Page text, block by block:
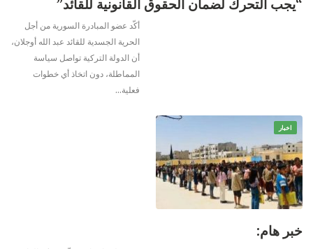
“يجب التحرك لضمان الحقوق القانونية للقائد”
أكّد عضو المبادرة السورية من أجل
الحرية الجسدية للقائد عبد الله أوجلان،
أن الدولة التركية تواصل سياسة
المماطلة، دون اتخاذ أي خطوات
فعلية…
اخبار
خبر هام: